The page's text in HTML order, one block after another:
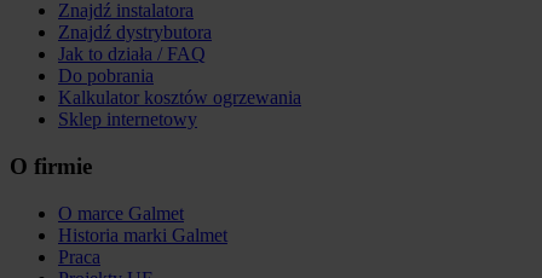
Znajdź instalatora
Znajdź dystrybutora
Jak to działa / FAQ
Do pobrania
Kalkulator kosztów ogrzewania
Sklep internetowy
O firmie
O marce Galmet
Historia marki Galmet
Praca